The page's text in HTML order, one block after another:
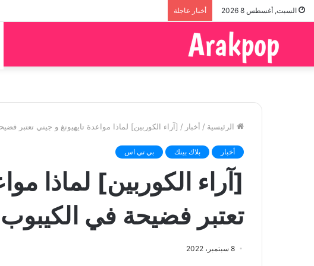
السبت, أغسطس 8 2026 أخبار عاجلة
الرئيسية / أخبار / [آراء الكوربين] لماذا مواعدة تايهيونغ و جيني تعتبر
أخبار بلاك بينك بي تي اس
[آراء الكوربين] لماذا
تعتبر فضيحة في
8 سبتمبر، 2022